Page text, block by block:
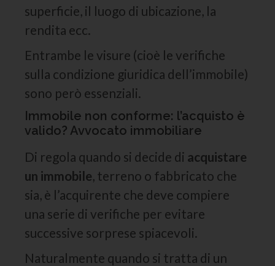
superficie, il luogo di ubicazione, la
rendita ecc.
Entrambe le visure (cioè le verifiche
sulla condizione giuridica dell’immobile)
sono però essenziali.
Immobile non conforme: l’acquisto è
valido? Avvocato immobiliare
Di regola quando si decide di acquistare
un immobile, terreno o fabbricato che
sia, è l’acquirente che deve compiere
una serie di verifiche per evitare
successive sorprese spiacevoli.
Naturalmente quando si tratta di un